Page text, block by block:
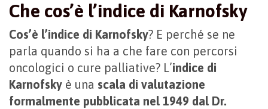
Che cos’è l’indice di Karnofsky
Cos’è l’indice di Karnofsky? E perché se ne
parla quando si ha a che fare con percorsi
oncologici o cure palliative? L’indice di
Karnofsky è una scala di valutazione
formalmente pubblicata nel 1949 dal Dr.